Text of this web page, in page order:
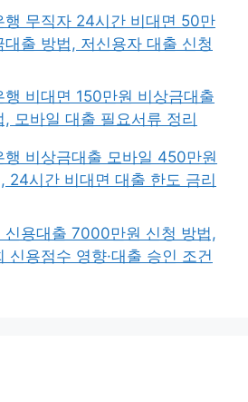
행 무직자 24시간 비대면 50만
대출 방법, 저신용자 대출 신청
행 비대면 150만원 비상금대출
, 모바일 대출 필요서류 정리
행 비상금대출 모바일 450만원
24시간 비대면 대출 한도 금리
신용대출 7000만원 신청 방법,
신용점수 영향·대출 승인 조건